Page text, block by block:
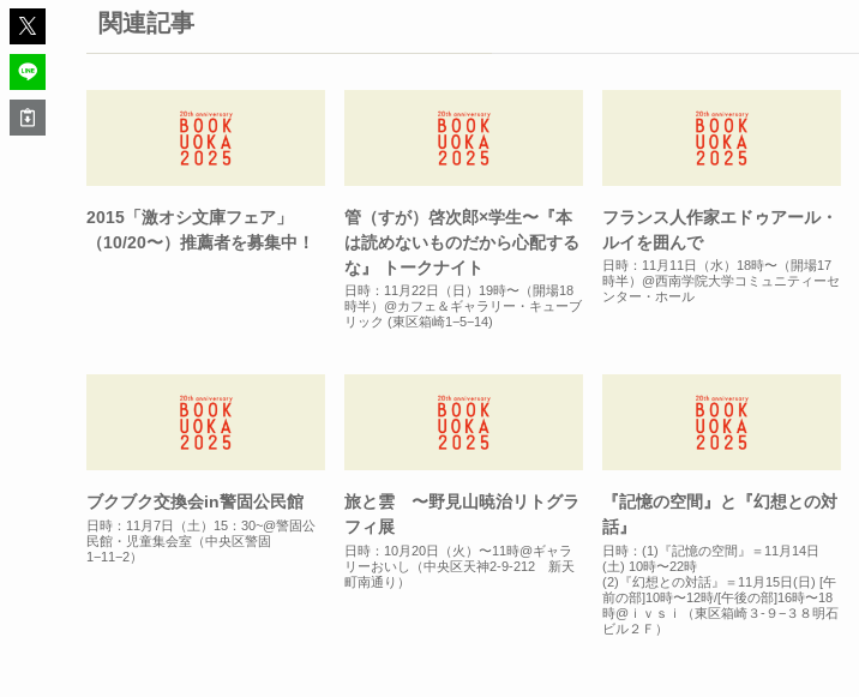
関連記事
2015「激オシ文庫フェア」
（10/20〜）推薦者を募集中！
管（すが）啓次郎×学生〜『本
は読めないものだから心配する
な』 トークナイト
日時：11月22日（日）19時〜（開場18
時半）@カフェ＆ギャラリー・キューブ
リック (東区箱崎1−5−14)
フランス人作家エドゥアール・
ルイを囲んで
日時：11月11日（水）18時〜（開場17
時半）@西南学院大学コミュニティーセ
ンター・ホール
ブクブク交換会in警固公民館
日時：11月7日（土）15：30~@警固公
民館・児童集会室（中央区警固
1−11−2）
旅と雲 〜野見山暁治リトグラ
フィ展
日時：10月20日（火）〜11時@ギャラ
リーおいし（中央区天神2-9-212 新天
町南通り）
『記憶の空間』と『幻想との対
話』
日時：(1)『記憶の空間』＝11月14日
(土) 10時〜22時
(2)『幻想との対話』＝11月15日(日) [午
前の部]10時〜12時/[午後の部]16時〜18
時@ｉｖｓｉ（東区箱崎３-９−３８明石
ビル２Ｆ）